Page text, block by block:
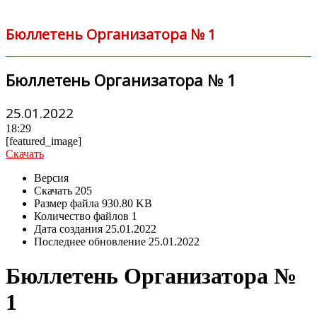
Бюллетень Организатора № 1
Бюллетень Организатора № 1
25.01.2022
18:29
[featured_image]
Скачать
Версия
Скачать 205
Размер файла 930.80 KB
Количество файлов 1
Дата создания 25.01.2022
Последнее обновление 25.01.2022
Бюллетень Организатора №
1